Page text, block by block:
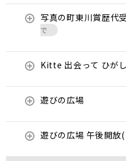
写真の町東川賞歴代
で
Kitte 出会って ひが
遊びの広場
遊びの広場 午後開放